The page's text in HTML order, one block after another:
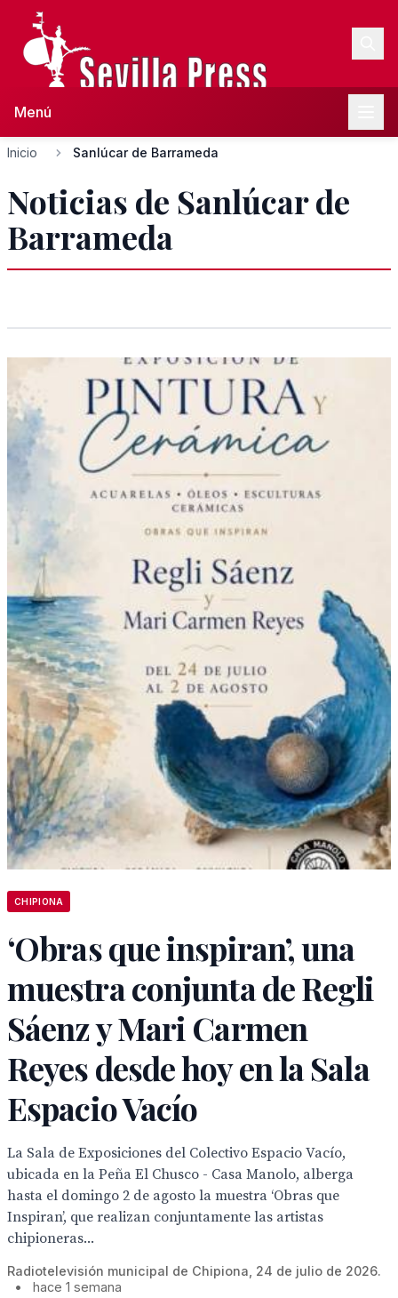
Menú
Inicio Sanlúcar de Barrameda
Noticias de Sanlúcar de
Barrameda
CHIPIONA
‘Obras que inspiran’, una
muestra conjunta de Regli
Sáenz y Mari Carmen
Reyes desde hoy en la Sala
Espacio Vacío
La Sala de Exposiciones del Colectivo Espacio Vacío,
ubicada en la Peña El Chusco - Casa Manolo, alberga
hasta el domingo 2 de agosto la muestra ‘Obras que
Inspiran’, que realizan conjuntamente las artistas
chipioneras...
Radiotelevisión municipal de Chipiona, 24 de julio de 2026.
•
hace 1 semana